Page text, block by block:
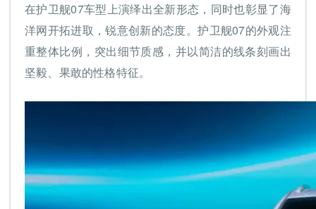
在护卫舰07车型上演绎出全新形态，同时也彰显了海
洋网开拓进取，锐意创新的态度。护卫舰07的外观注
重整体比例，突出细节质感，并以简洁的线条刻画出
坚毅、果敢的性格特征。